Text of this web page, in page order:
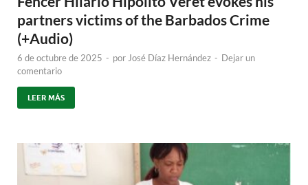
partners victims of the Barbados Crime
(+Audio)
6 de octubre de 2025 - por José Díaz Hernández - Dejar un
comentario
LEER MÁS